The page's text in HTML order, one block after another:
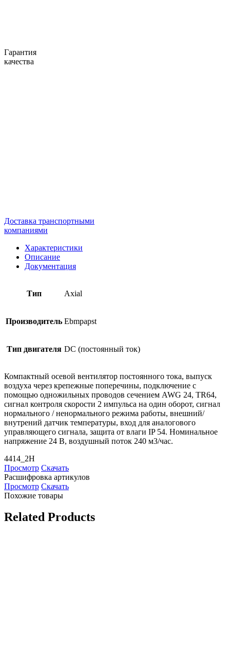
Гарантия
качества
Доставка транспортными
компаниями
Характеристики
Описание
Документация
Тип Axial
Производитель Ebmpapst
Тип двигателя DC (постоянный ток)
Компактный осевой вентилятор постоянного тока, выпуск
воздуха через крепежные поперечины, подключение с
помощью одножильных проводов сечением AWG 24, TR64,
сигнал контроля скорости 2 импульса на один оборот, сигнал
нормального / ненормального режима работы, внешний/
внутрений датчик температуры, вход для аналогового
управляющего сигнала, защита от влаги IP 54. Номинальное
напряжение 24 В, воздушный поток 240 м3/час.
4414_2H
Просмотр Скачать
Расшифровка артикулов
Просмотр Скачать
Похожие товары
Related Products